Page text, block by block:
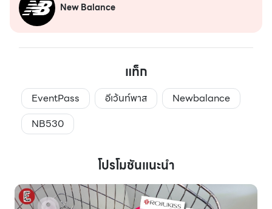
New Balance
แท็ก
EventPass อีเว้นท์พาส
Newbalance
NB530
โปรโมชันแนะนำ